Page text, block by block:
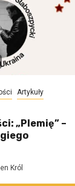
Artykuły
„Plemię” –
Król